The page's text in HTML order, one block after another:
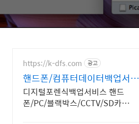
https://k-dfs.com 광고
핸드폰/컴퓨터데이터백업서비
스
디지털포렌식백업서비스 핸드
폰/PC/블랙박스/CCTV/SD카